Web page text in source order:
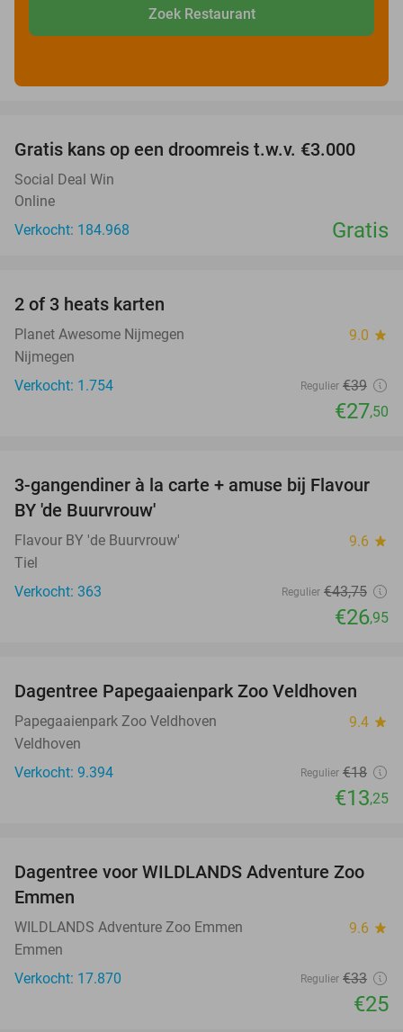
Zoek Restaurant
Gratis kans op een droomreis t.w.v. €3.000
Social Deal Win
Online
Verkocht: 184.968
Gratis
2 of 3 heats karten
Planet Awesome Nijmegen 9.0 star
Nijmegen
Verkocht: 1.754
Regulier €39
€27,50
38%
3-gangendiner à la carte + amuse bij Flavour
BY 'de Buurvrouw'
Flavour BY 'de Buurvrouw' 9.6 star
Tiel
Verkocht: 363
Regulier €43,75
€26,95
26%
Dagentree Papegaaienpark Zoo Veldhoven
Papegaaienpark Zoo Veldhoven 9.4 star
Veldhoven
Verkocht: 9.394
Regulier €18
€13,25
24%
Dagentree voor WILDLANDS Adventure Zoo
Emmen
WILDLANDS Adventure Zoo Emmen 9.6 star
Emmen
Verkocht: 17.870
Regulier €33
€25